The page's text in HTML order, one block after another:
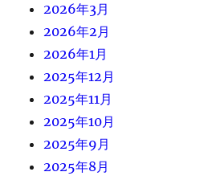
2026年3月
2026年2月
2026年1月
2025年12月
2025年11月
2025年10月
2025年9月
2025年8月